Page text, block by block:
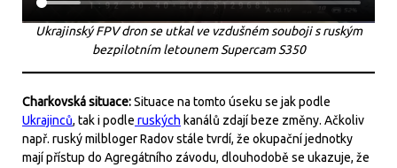
Ukrajinský FPV dron se utkal ve vzdušném souboji s ruským
bezpilotním letounem Supercam S350
Charkovská situace:Situace na tomto úseku se jak podle
Ukrajinců, tak i podle ruských kanálů zdají beze změny. Ačkoliv
např. ruský milbloger Radov stále tvrdí, že okupační jednotky
mají přístup do Agregátního závodu, dlouhodobě se ukazuje, že